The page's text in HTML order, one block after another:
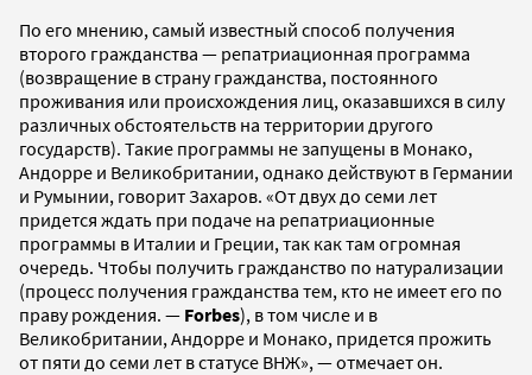
По его мнению, самый известный способ получения
второго гражданства — репатриационная программа
(возвращение в страну гражданства, постоянного
проживания или происхождения лиц, оказавшихся в силу
различных обстоятельств на территории другого
государств). Такие программы не запущены в Монако,
Андорре и Великобритании, однако действуют в Германии
и Румынии, говорит Захаров. «От двух до семи лет
придется ждать при подаче на репатриационные
программы в Италии и Греции, так как там огромная
очередь. Чтобы получить гражданство по натурализации
(процесс получения гражданства тем, кто не имеет его по
праву рождения. — Forbes), в том числе и в
Великобритании, Андорре и Монако, придется прожить
от пяти до семи лет в статусе ВНЖ», — отмечает он.